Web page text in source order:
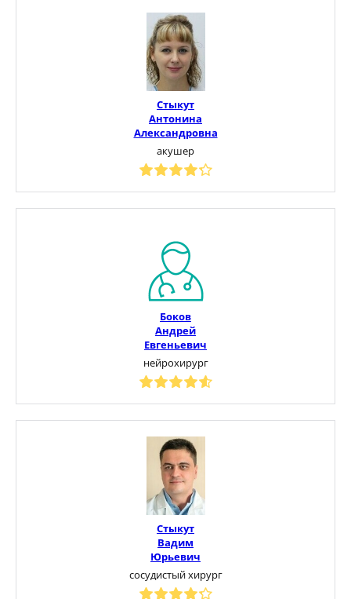
Стыкут
Антонина
Александровна
акушер
Боков
Андрей
Евгеньевич
нейрохирург
Стыкут
Вадим
Юрьевич
сосудистый хирург